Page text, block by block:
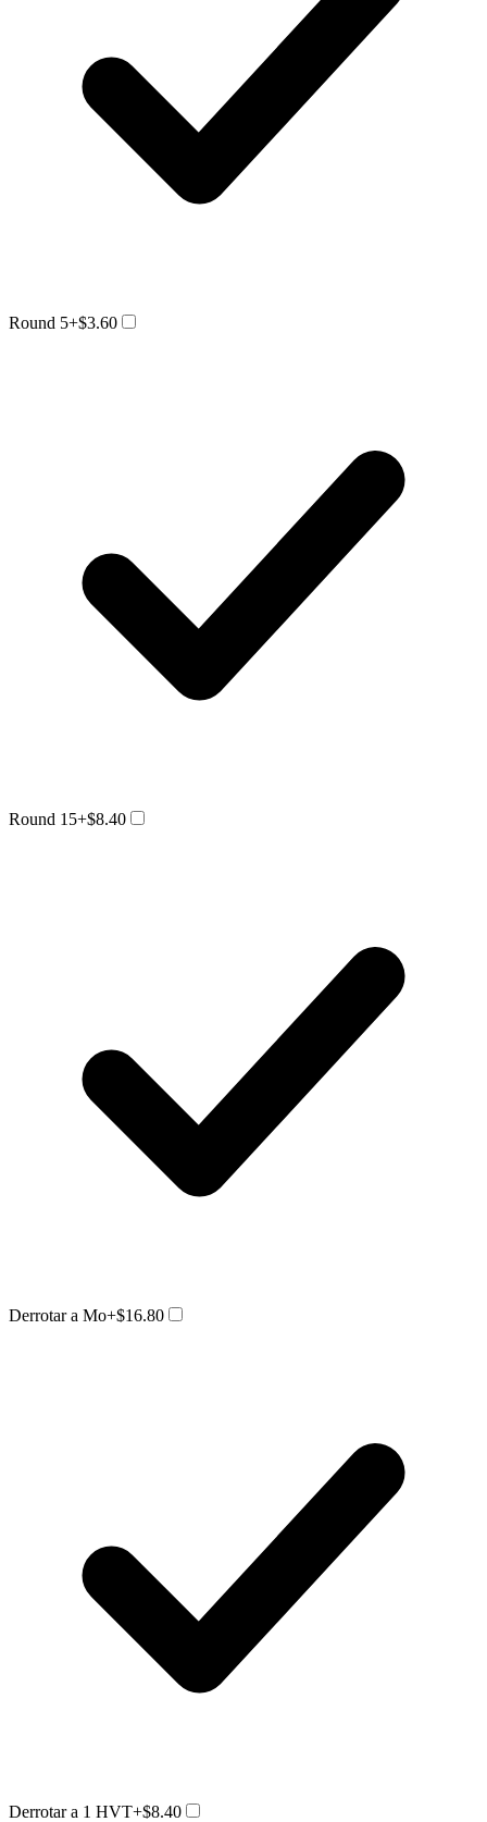
Round 5+$3.60
Round 15+$8.40
Derrotar a Mo+$16.80
Derrotar a 1 HVT+$8.40